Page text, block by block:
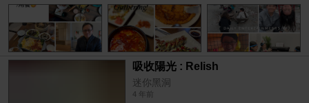
吸收陽光 : Relish
迷你黑洞
4 年前